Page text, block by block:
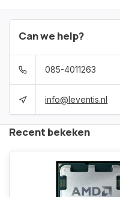
Can we help?
085-4011263
info@leventis.nl
Recent bekeken